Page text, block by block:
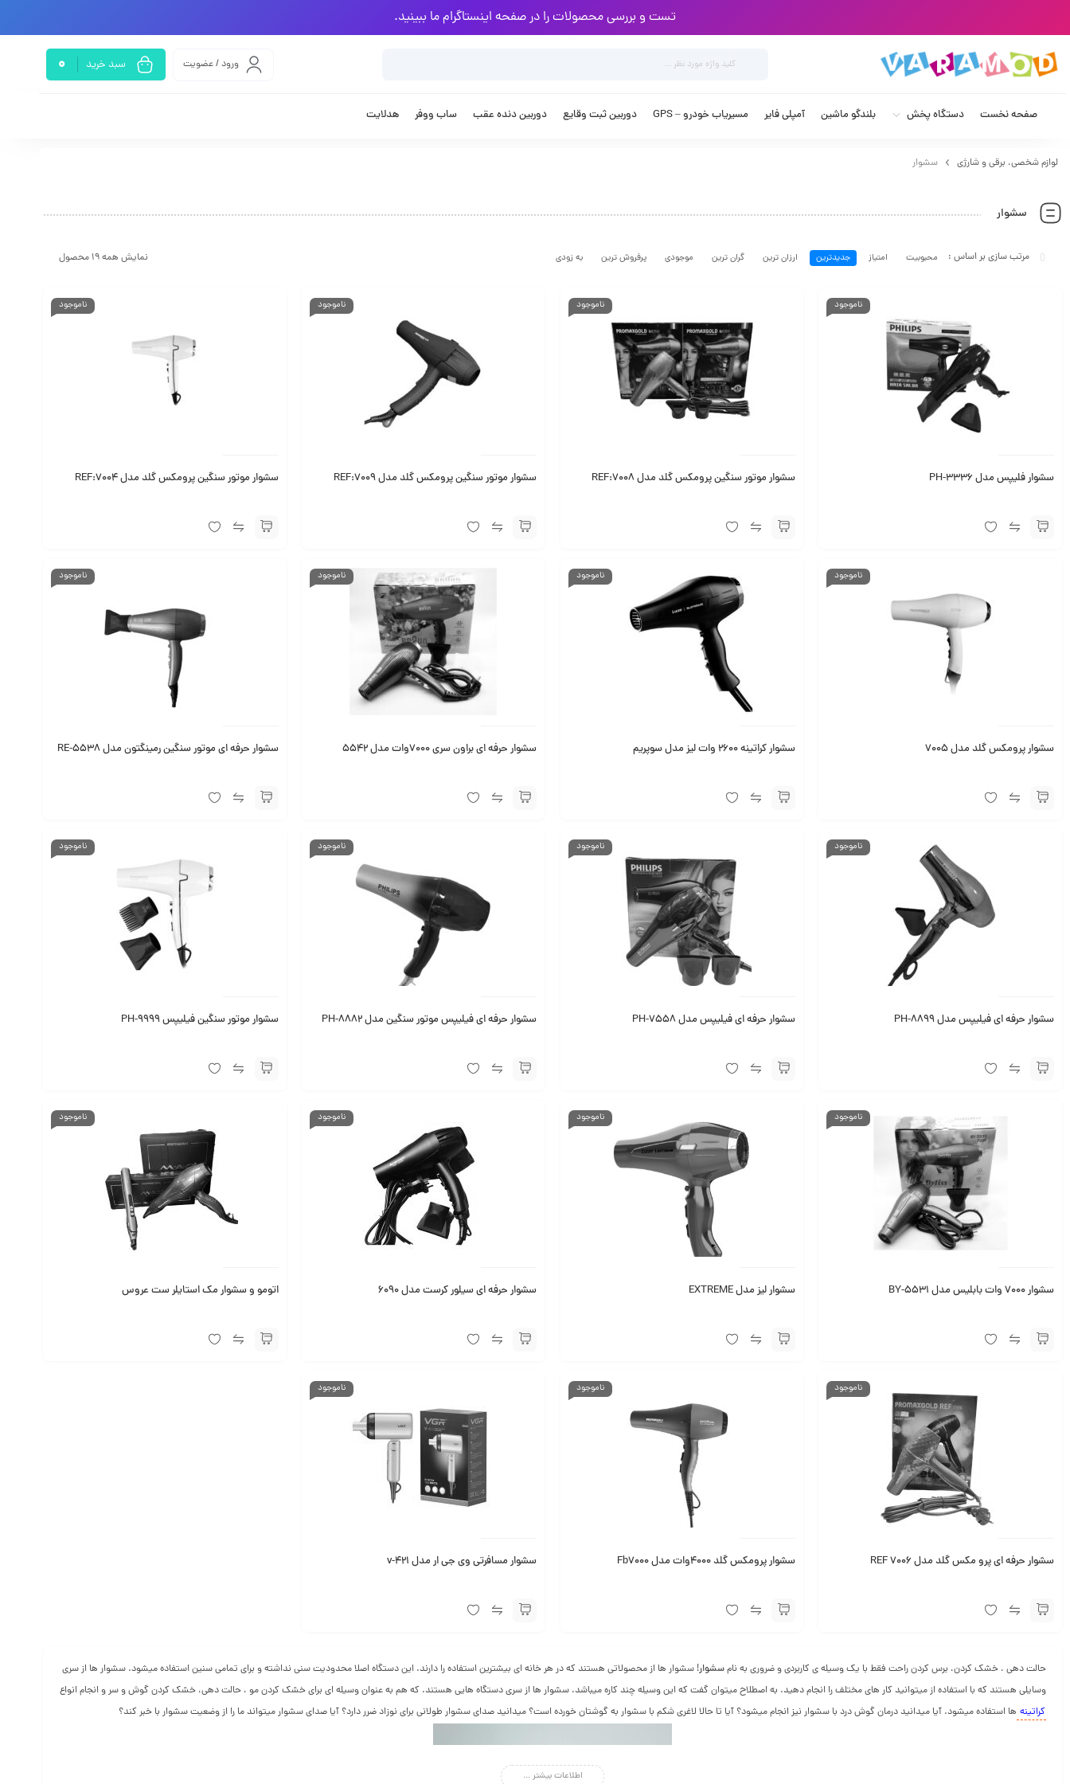
تست و بررسی محصولات را در صفحه اینستاگرام ما ببینید.
ورود / عضویت سبد خرید 0
صفحه نخست دستگاه پخش بلندگو ماشین آمپلی فایر مسیریاب خودرو – GPS دوربین ثبت وقایع دوربین دنده عقب ساب ووفر هدلایت
لوازم شخصی، برقی و شارژی سشوار
سشوار
نمایش همه 19 محصول محبوبیت امتیاز جدیدترین ارزان ترین گران ترین موجودی پرفروش ترین به زودی
ناموجود
سشوار فلیپس مدل PH-3336
ناموجود
سشوار موتور سنگین پرومکس گلد مدل REF:7008
ناموجود
سشوار موتور سنگین پرومکس گلد مدل REF:7009
ناموجود
سشوار موتور سنگین پرومکس گلد مدل REF:7004
ناموجود
سشوار پرومکس گلد مدل 7005
ناموجود
سشوار کراتینه 2600 وات لیز مدل سوپریم
ناموجود
سشوار حرفه ای براون سری 7000وات مدل 5542
ناموجود
سشوار حرفه ای موتور سنگین رمینگتون مدل RE-5538
ناموجود
سشوار حرفه ای فیلیپس مدل PH-8899
ناموجود
سشوار حرفه ای فیلیپس مدل PH-7558
ناموجود
سشوار حرفه ای فیلیپس موتور سنگین مدل PH-8882
ناموجود
سشوار موتور سنگین فیلیپس PH-9999
ناموجود
سشوار 7000 وات بابلیس مدل BY-5531
ناموجود
سشوار لیز مدل EXTREME
ناموجود
سشوار حرفه ای سیلور کرست مدل 6090
ناموجود
اتومو و سشوار مک استایلر ست عروس
ناموجود
سشوار حرفه ای پرو مکس گلد مدل REF 7006
ناموجود
سشوار پرومکس گلد 4000وات مدل Fb7000
ناموجود
سشوار مسافرتی وی جی ار مدل v-421
حالت دهی ، خشک کردن، برس کردن راحت فقط با یک وسیله ی کاربردی و ضروری به نامسشوار! سشوار ها از محصولاتی هستند که در هر خانه ای بیشترین استفاده را دارند. این دستگاه اصلا محدودیت سنی نداشته و برای تمامی سنین استفاده میشود. سشوار ها از سری
وسایلی هستند که با استفاده از میتوانید کار های مختلف را انجام دهید. به اصطلاح میتوان گفت که این وسیله چند کاره میباشد. سشوار ها از سری دستگاه هایی هستند. که هم به عنوان وسیله ای برای خشک کردن مو ، حالت دهی، خشک کردن گوش و سر و انجام انواع
کراتینه ها استفاده میشود. آیا میدانید درمان گوش درد با سشوار نیز انجام میشود؟ آیا تا حالا لاغری شکم با سشوار به گوشتان خورده است؟ میدانید صدای سشوار طولانی برای نوزاد ضرر دارد؟ آیا صدای سشوار میتواند ما را از وضعیت سشوار با خبر کند؟
اطلاعات بیشتر ...